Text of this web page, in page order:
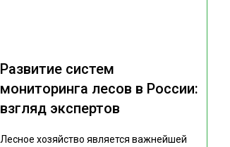
Развитие систем
мониторинга лесов в России:
взгляд экспертов
Лесное хозяйство является важнейшей